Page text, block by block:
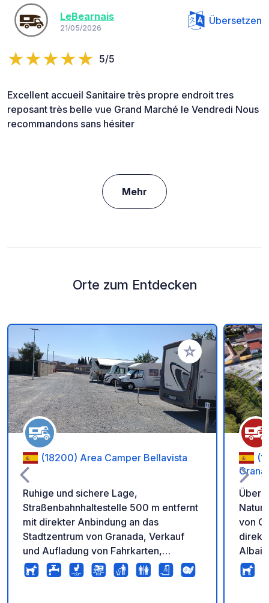
LeBearnais
21/05/2026
Übersetzen
5/5
Excellent accueil Sanitaire très propre endroit tres
reposant très belle vue Grand Marché le Vendredi Nous
recommandons sans hésiter
Mehr
Orte zum Entdecken
Zu Ihren Favoriten
(18200) Area Camper Bellavista
Ruhige und sichere Lage,
Straßenbahnhaltestelle 500 m entfernt
mit direkter Anbindung an das
Stadtzentrum von Granada, Verkauf
und Aufladung von Fahrkarten,
Bushaltestelle 200 m entfernt, geöffnet
von 8:30 bis 22:00 Uhr, Check-out bis
von
direkt